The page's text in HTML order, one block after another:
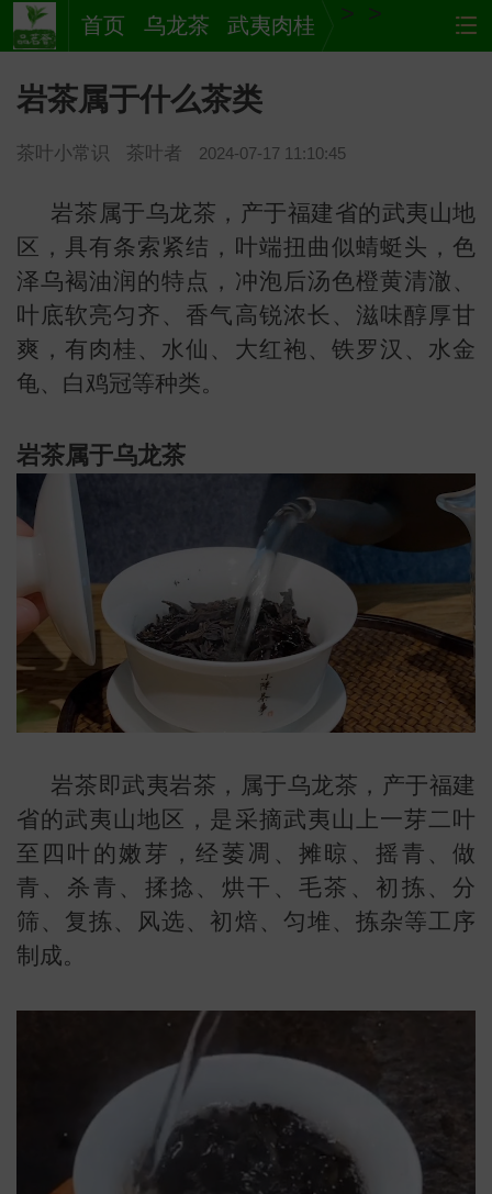
茶
叶
首页 >
乌龙茶 >
武夷肉桂
网站
地图
岩茶属于什么茶类
茶叶小常识 茶叶者 2024-07-17 11:10:45
岩茶属于乌龙茶，产于福建省的武夷山地
区，具有条索紧结，叶端扭曲似蜻蜓头，色
泽乌褐油润的特点，冲泡后汤色橙黄清澈、
叶底软亮匀齐、香气高锐浓长、滋味醇厚甘
爽，有肉桂、水仙、大红袍、铁罗汉、水金
龟、白鸡冠等种类。
岩茶属于乌龙茶
岩茶即武夷岩茶，属于乌龙茶，产于福建
省的武夷山地区，是采摘武夷山上一芽二叶
至四叶的嫩芽，经萎凋、摊晾、摇青、做
青、杀青、揉捻、烘干、毛茶、初拣、分
筛、复拣、风选、初焙、匀堆、拣杂等工序
制成。